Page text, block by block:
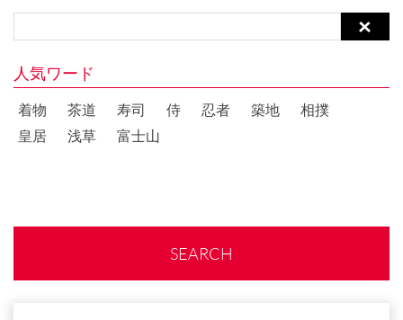
人気ワード
着物 茶道 寿司 侍 忍者 築地
相撲
皇居
浅草 富士山
SEARCH